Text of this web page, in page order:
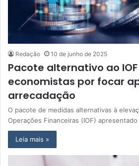
Redação 10 de junho de 2025
Pacote alternativo ao
economistas por focar
arrecadação
O pacote de medidas alternativas à
Operações Financeiras (IOF)
Leia mais »